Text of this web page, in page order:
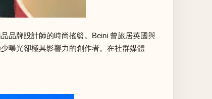
品牌設計師的時尚搖籃。Beini 曾旅居英國與
曝光卻極具影響力的創作者。在社群媒體